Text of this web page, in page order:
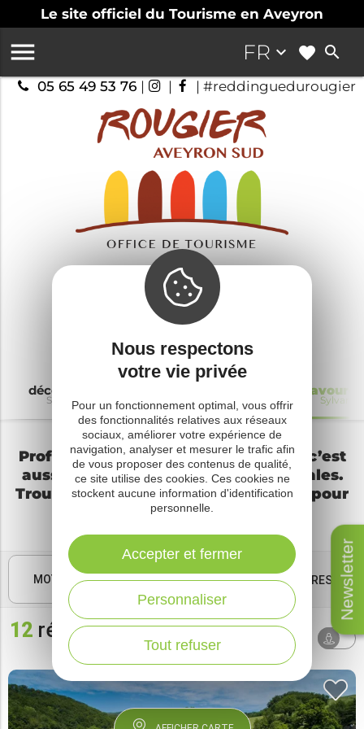
Le site officiel du Tourisme en Aveyron
Newsletter
FR keyboard_arrow_down search

05 65 49 53 76 | | | #reddinguedurougier
12 Sylvanes
Savourer
découvrir
Sylvanès Sylvanès
Savourer
Sylvanes
Profiter de ses vacances à Sylvanès c’est
aussi se délecter des spécialités locales.
Trouvez un restaurant ou un marché pour
découvrir la gastronomie.
MOTS CLÉS FILTRES
12 résultats
défaut
AUTOUR
DE MOI
Nous respectons
votre vie privée
Pour un fonctionnement optimal, vous offrir
des fonctionnalités relatives aux réseaux
sociaux, améliorer votre expérience de
navigation, analyser et mesurer le trafic afin
de vous proposer des contenus de qualité,
ce site utilise des cookies. Ces cookies ne
stockent aucune information d'identification
personnelle.
Tout refuser
Personnaliser
Accepter et fermer